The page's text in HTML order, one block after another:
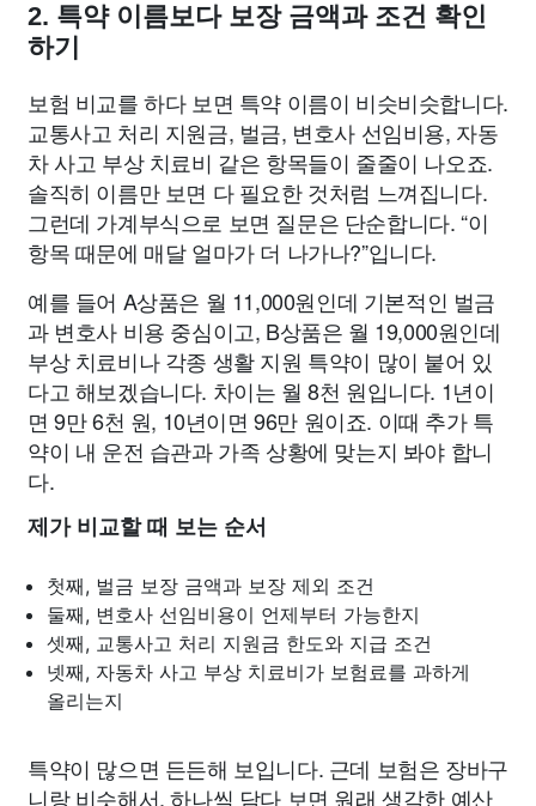
2. 특약 이름보다 보장 금액과 조건 확인
하기
보험 비교를 하다 보면 특약 이름이 비슷비슷합니다.
교통사고 처리 지원금, 벌금, 변호사 선임비용, 자동
차 사고 부상 치료비 같은 항목들이 줄줄이 나오죠.
솔직히 이름만 보면 다 필요한 것처럼 느껴집니다.
그런데 가계부식으로 보면 질문은 단순합니다. “이
항목 때문에 매달 얼마가 더 나가나?”입니다.
예를 들어 A상품은 월 11,000원인데 기본적인 벌금
과 변호사 비용 중심이고, B상품은 월 19,000원인데
부상 치료비나 각종 생활 지원 특약이 많이 붙어 있
다고 해보겠습니다. 차이는 월 8천 원입니다. 1년이
면 9만 6천 원, 10년이면 96만 원이죠. 이때 추가 특
약이 내 운전 습관과 가족 상황에 맞는지 봐야 합니
다.
제가 비교할 때 보는 순서
첫째, 벌금 보장 금액과 보장 제외 조건
둘째, 변호사 선임비용이 언제부터 가능한지
셋째, 교통사고 처리 지원금 한도와 지급 조건
넷째, 자동차 사고 부상 치료비가 보험료를 과하게
올리는지
특약이 많으면 든든해 보입니다. 근데 보험은 장바구
니랑 비슷해서, 하나씩 담다 보면 원래 생각한 예산